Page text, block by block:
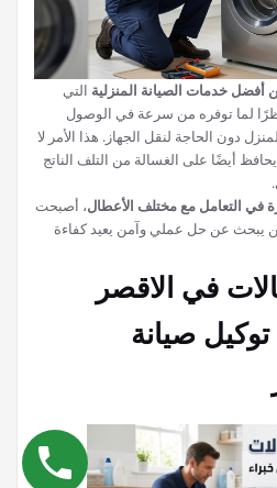
خدمات الصيانة المنزلية التي
نظرًا لما توفره من سرعة في الوصول
دون الحاجة لنقل الجهاز. هذا الأمر لا
أيضًا على الغسالة من التلف الناتج
في التعامل مع مختلف الأعطال، أصبحت
يبحث عن حل عملي وآمن يعيد كفاءة
في الاقصر
01092136241 توكيل صيانة